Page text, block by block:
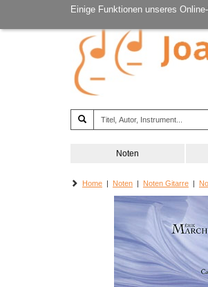
Einige Funktionen unseres
Noten
Home | Noten | Noten Gitarre |